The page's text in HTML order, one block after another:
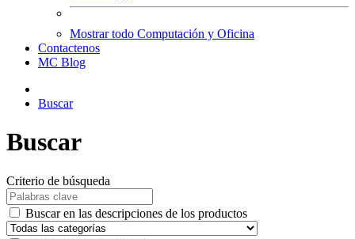
Mostrar todo Computación y Oficina
Contactenos
MC Blog
Buscar
Buscar
Criterio de búsqueda
Buscar en las descripciones de los productos